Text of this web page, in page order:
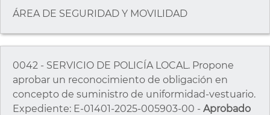
ÁREA DE SEGURIDAD Y MOVILIDAD
0042 - SERVICIO DE POLICÍA LOCAL. Propone
aprobar un reconocimiento de obligación en
concepto de suministro de uniformidad-vestuario.
Expediente: E-01401-2025-005903-00 - Aprobado